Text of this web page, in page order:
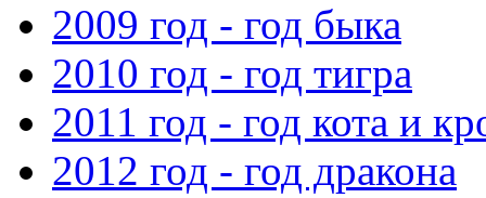
2009 год - год быка
2010 год - год тигра
2011 год - год кота и
2012 год - год дракона